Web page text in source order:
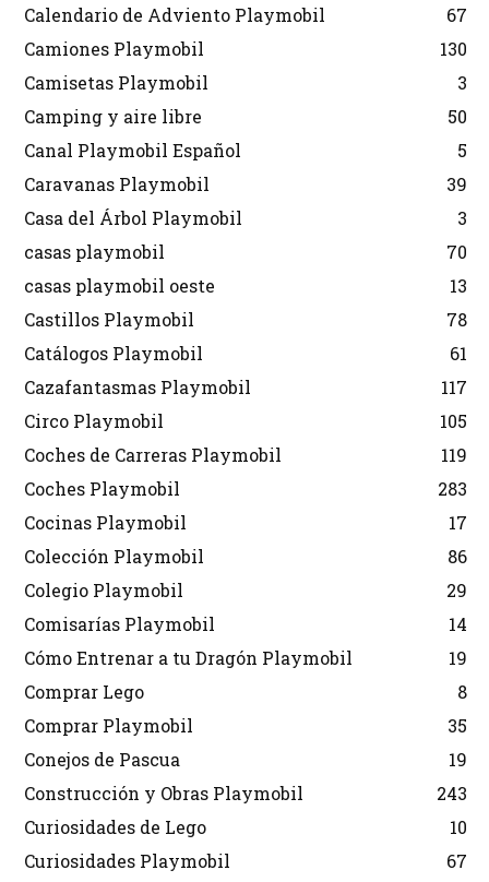
Calendario de Adviento Playmobil
67
Camiones Playmobil
130
Camisetas Playmobil
3
Camping y aire libre
50
Canal Playmobil Español
5
Caravanas Playmobil
39
Casa del Árbol Playmobil
3
casas playmobil
70
casas playmobil oeste
13
Castillos Playmobil
78
Catálogos Playmobil
61
Cazafantasmas Playmobil
117
Circo Playmobil
105
Coches de Carreras Playmobil
119
Coches Playmobil
283
Cocinas Playmobil
17
Colección Playmobil
86
Colegio Playmobil
29
Comisarías Playmobil
14
Cómo Entrenar a tu Dragón Playmobil
19
Comprar Lego
8
Comprar Playmobil
35
Conejos de Pascua
19
Construcción y Obras Playmobil
243
Curiosidades de Lego
10
Curiosidades Playmobil
67